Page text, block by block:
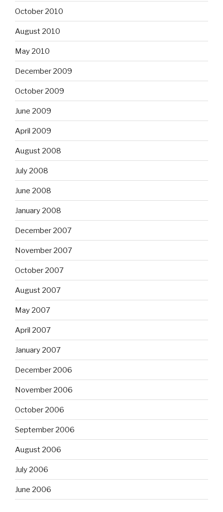
October 2010
August 2010
May 2010
December 2009
October 2009
June 2009
April 2009
August 2008
July 2008
June 2008
January 2008
December 2007
November 2007
October 2007
August 2007
May 2007
April 2007
January 2007
December 2006
November 2006
October 2006
September 2006
August 2006
July 2006
June 2006